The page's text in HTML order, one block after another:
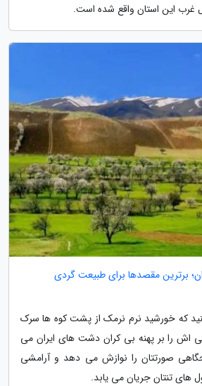
برترین مقصدها برای طبیعت گردی
که خورشید نرم نرمک از پشت کوه ها سرک
اش را بر پهنه بی کران دشت های ایران می
صورتتان را نوازش می دهد و آرامشی
های تنتان جریان می یابد.